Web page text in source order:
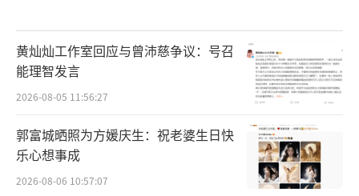
黄灿灿工作室回应与曾沛慈争议：号召
能理智发言
2026-08-05 11:56:27
郭富城晒照为方媛庆生：祝老婆生日快
乐心想事成
2026-08-06 10:57:07